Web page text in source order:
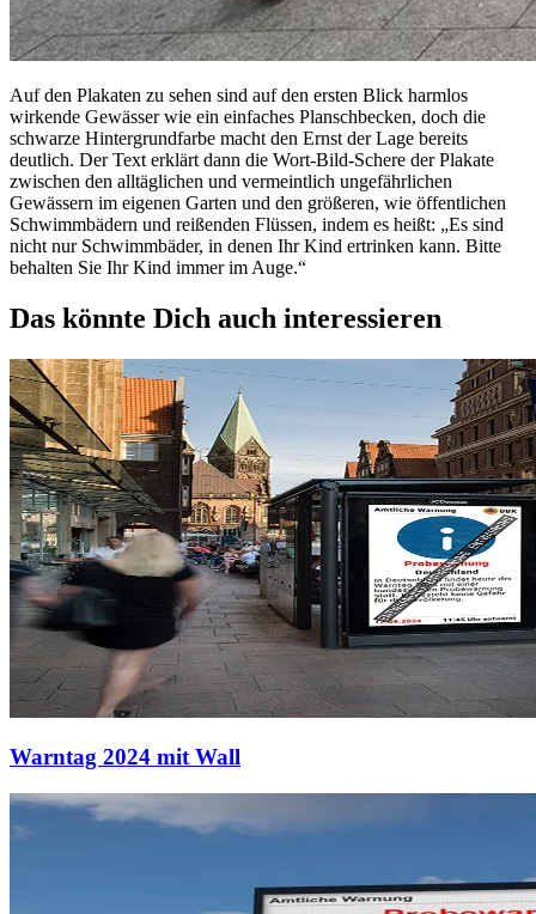
Auf den Plakaten zu sehen sind auf den ersten Blick harmlos
wirkende Gewässer wie ein einfaches Planschbecken, doch die
schwarze Hintergrundfarbe macht den Ernst der Lage bereits
deutlich. Der Text erklärt dann die Wort-Bild-Schere der Plakate
zwischen den alltäglichen und vermeintlich ungefährlichen
Gewässern im eigenen Garten und den größeren, wie öffentlichen
Schwimmbädern und reißenden Flüssen, indem es heißt: „Es sind
nicht nur Schwimmbäder, in denen Ihr Kind ertrinken kann. Bitte
behalten Sie Ihr Kind immer im Auge.“
Das könnte Dich auch interessieren
Warntag 2024 mit Wall